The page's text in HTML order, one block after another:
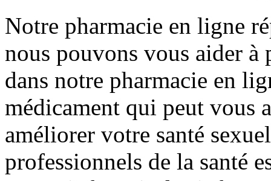
Notre pharmacie en ligne
nous pouvons vous aider à
dans notre pharmacie en
médicament qui peut vous
améliorer votre santé
professionnels de la santé